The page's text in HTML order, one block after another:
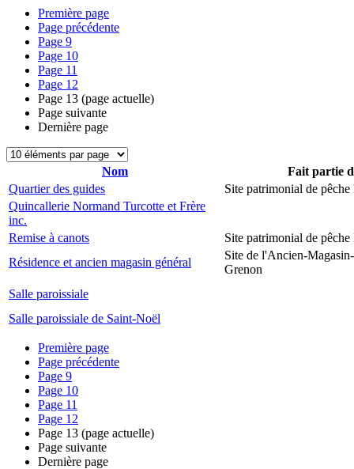
Première page
Page précédente
Page 9
Page 10
Page 11
Page 12
Page 13 (page actuelle)
Page suivante
Dernière page
Nom
Fait partie
Quartier des guides
Site patrimonial de
Quincallerie Normand Turcotte et Frère
inc.
Remise à canots
Site patrimonial de
Résidence et ancien magasin général
Site de l'Ancien-
Grenon
Salle paroissiale
Salle paroissiale de Saint-Noël
Première page
Page précédente
Page 9
Page 10
Page 11
Page 12
Page 13 (page actuelle)
Page suivante
Dernière page